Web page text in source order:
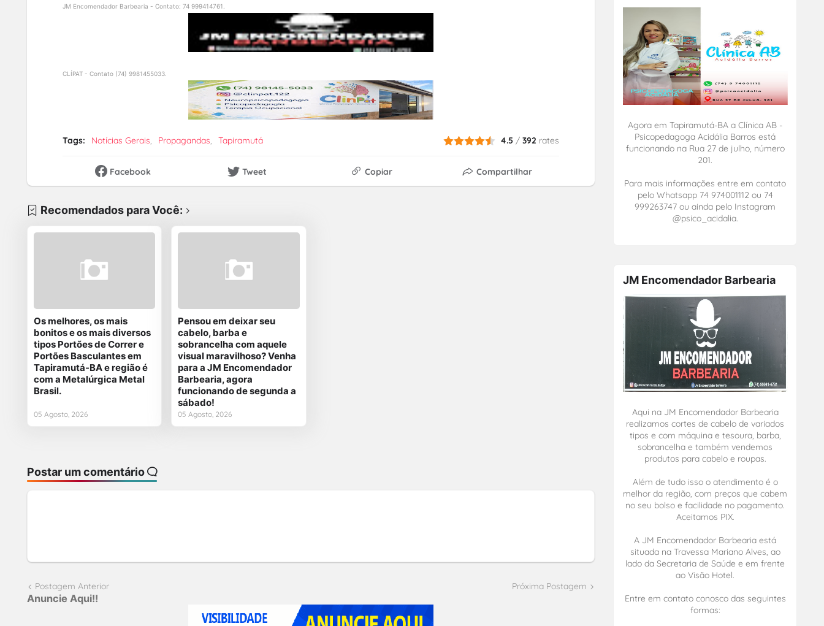
JM Encomendador Barbearia - Contato: 74 999414761.
CLÍPAT - Contato (74) 9981455033.
Tags: Notícias Gerais Propagandas Tapiramutá 4.5 /392 rates
Facebook Tweet Copiar Compartilhar
Recomendados para Você:
Os melhores, os mais
bonitos e os mais diversos
tipos Portões de Correr e
Portões Basculantes em
Tapiramutá-BA e região é
com a Metalúrgica Metal
Brasil.
05 Agosto, 2026
Pensou em deixar seu
cabelo, barba e
sobrancelha com aquele
visual maravilhoso? Venha
para a JM Encomendador
Barbearia, agora
funcionando de segunda a
sábado!
05 Agosto, 2026
Postar um comentário
Postagem Anterior Próxima Postagem
Anuncie Aqui!!
Agora em Tapiramutá-BA a Clínica AB -
Psicopedagoga Acidália Barros está
funcionando na Rua 27 de julho, número
201.
Para mais informações entre em contato
pelo Whatsapp 74 974001112 ou 74
999263747 ou ainda pelo Instagram
@psico_acidalia.
JM Encomendador Barbearia
Aqui na JM Encomendador Barbearia
realizamos cortes de cabelo de variados
tipos e com máquina e tesoura, barba,
sobrancelha e também vendemos
produtos para cabelo e roupas.
Além de tudo isso o atendimento é o
melhor da região, com preços que cabem
no seu bolso e facilidade no pagamento.
Aceitamos PIX.
A JM Encomendador Barbearia está
situada na Travessa Mariano Alves, ao
lado da Secretaria de Saúde e em frente
ao Visão Hotel.
Entre em contato conosco das seguintes
formas: